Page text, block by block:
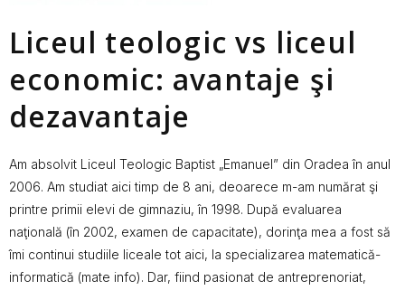
Liceul teologic vs liceul
economic: avantaje şi
dezavantaje
Am absolvit Liceul Teologic Baptist „Emanuel” din Oradea în anul
2006. Am studiat aici timp de 8 ani, deoarece m-am numărat şi
printre primii elevi de gimnaziu, în 1998. După evaluarea
naţională (în 2002, examen de capacitate), dorinţa mea a fost să
îmi continui studiile liceale tot aici, la specializarea matematică-
informatică (mate info). Dar, fiind pasionat de antreprenoriat,